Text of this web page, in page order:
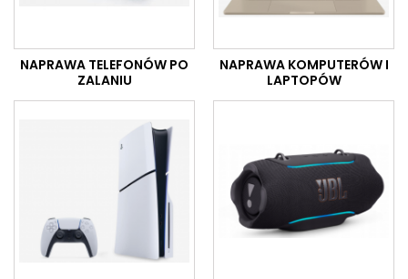
NAPRAWA TELEFONÓW PO
ZALANIU
NAPRAWA KOMPUTERÓW I
LAPTOPÓW